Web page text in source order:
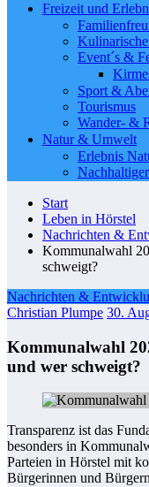
Freizeit und
Event´s &
Sport &
Tourismus
Wander- &
Natur & Umwelt
Erlebnis
Start
Leben in Hörstel
Nachrichten &
Kommunalwahl
schweigt?
Nachrichten &
Christian Plumpe 30.
Kommunalwahl
und wer schweigt?
Transparenz ist das
besonders in
Parteien in Hörstel mit
Bürgerinnen und